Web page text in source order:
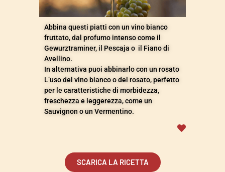
Abbina questi piatti con un vino bianco
fruttato, dal profumo intenso come il
Gewurztraminer, il Pescaja o il Fiano di
Avellino.
In alternativa puoi abbinarlo con un rosato
L’uso del vino bianco o del rosato, perfetto
per le caratteristiche di morbidezza,
freschezza e leggerezza, come un
Sauvignon o un Vermentino.
SCARICA LA RICETTA